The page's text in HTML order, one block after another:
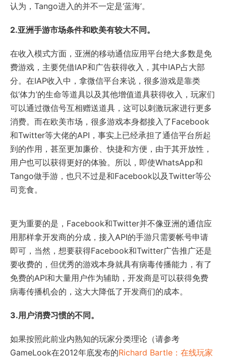
认为，Tango进入的并不一定是‘蓝海’。
2.亚洲手游市场条件和欧美有较大不同。
在收入模式方面，亚洲的移动通信应用平台绝大多数是免
费游戏，主要凭借IAP和广告获得收入，其中IAP占大部
分。在IAP收入中，拿微信平台来说，很多游戏是靠类
似‘体力’的生命等道具以及其他增值道具获得收入，玩家们
可以通过微信号互相赠送道具，这可以刺激玩家进行更多
消费。而在欧美市场，很多游戏本身都接入了Facebook
和Twitter等大佬的API，事实上已经承担了通信平台所起
到的作用，甚至更加廉价、快捷和方便，由于其开放性，
用户也可以获得更好的体验。所以，即使WhatsApp和
Tango做手游，也只不过是和Facebook以及Twitter等公
司竞食。
更为重要的是，Facebook和Twitter并不像亚洲的通信应
用那样拿开发商的分成，接入API的手游只需要帐号申请
即可，当然，想要获得Facebook和Twitter广告推广还是
要收费的，但优秀的游戏本身就具有病毒传播能力，有了
免费的API和大量用户作为辅助，开发商是可以获得免费
病毒传播机会的，这大大降低了开发商们的成本。
3.用户消费习惯的不同。
如果按照此前业内熟知的玩家分类理论（请参考
GameLook在2012年底发布的Richard Bartle：在线玩家